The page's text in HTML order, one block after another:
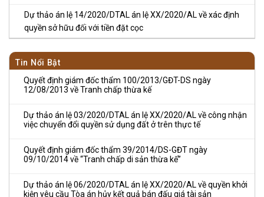
Dự thảo án lệ 14/2020/DTAL án lệ XX/2020/AL về xác định
quyền sở hữu đối với tiền đặt cọc
Tin Nổi Bật
Quyết định giám đốc thẩm 100/2013/GĐT-DS ngày
12/08/2013 về Tranh chấp thừa kế
Dự thảo án lệ 03/2020/DTAL án lệ XX/2020/AL về công nhận
việc chuyển đổi quyền sử dụng đất ở trên thực tế
Quyết định giám đốc thẩm 39/2014/DS-GĐT ngày
09/10/2014 về “Tranh chấp di sản thừa kế”
Dự thảo án lệ 06/2020/DTAL án lệ XX/2020/AL về quyền khởi
kiện yêu cầu Tòa án hủy kết quả bán đấu giá tài sản